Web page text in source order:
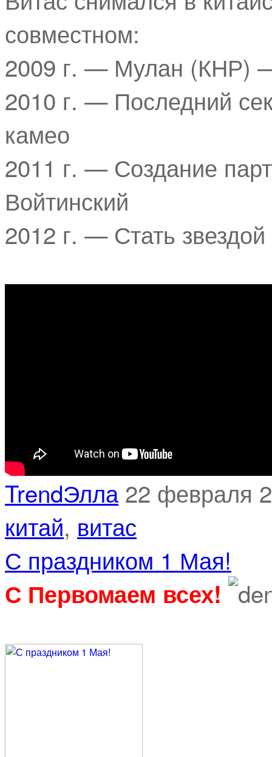
совместном:
2009 г. — Мулан (КНР)
2010 г. — Последний
камео
2011 г. — Создание
Войтинский
2012 г. — Стать
TrendЭлла 22 февраля
китай, витас
С праздником 1 Мая!
С Первомаем всех!